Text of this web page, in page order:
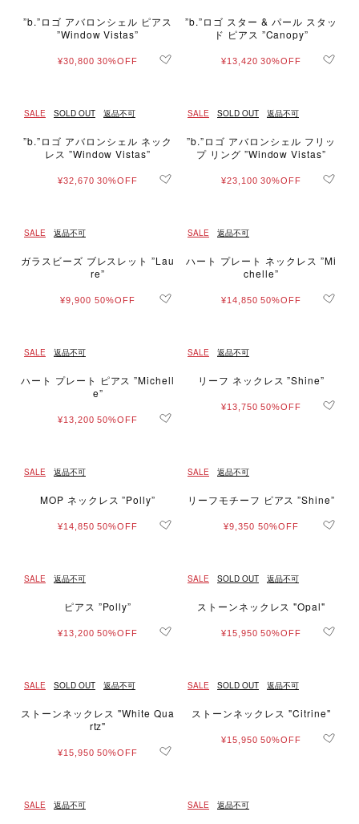
”b.”ロゴ アバロンシェル ピアス
”Window Vistas”
¥30,800 30%OFF
”b.”ロゴ スター & パール スタッ
ド ピアス ”Canopy”
¥13,420 30%OFF
SALE SOLD OUT 返品不可
”b.”ロゴ アバロンシェル ネック
レス ”Window Vistas”
¥32,670 30%OFF
SALE SOLD OUT 返品不可
”b.”ロゴ アバロンシェル フリッ
プ リング ”Window Vistas”
¥23,100 30%OFF
SALE 返品不可
ガラスビーズ ブレスレット ”Lau
re”
¥9,900 50%OFF
SALE 返品不可
ハート プレート ネックレス ”Mi
chelle”
¥14,850 50%OFF
SALE 返品不可
ハート プレート ピアス ”Michell
e”
¥13,200 50%OFF
SALE 返品不可
リーフ ネックレス ”Shine”
¥13,750 50%OFF
SALE 返品不可
MOP ネックレス ”Polly”
¥14,850 50%OFF
SALE 返品不可
リーフモチーフ ピアス ”Shine”
¥9,350 50%OFF
SALE 返品不可
ピアス ”Polly”
¥13,200 50%OFF
SALE SOLD OUT 返品不可
ストーンネックレス "Opal"
¥15,950 50%OFF
SALE SOLD OUT 返品不可
ストーンネックレス "White Qua
rtz"
¥15,950 50%OFF
SALE SOLD OUT 返品不可
ストーンネックレス "Citrine"
¥15,950 50%OFF
SALE 返品不可 SALE 返品不可